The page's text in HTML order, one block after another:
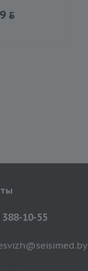
10-55